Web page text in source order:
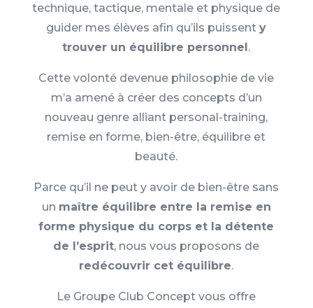
technique, tactique, mentale et physique de
guider mes élèves afin qu’ils puissenty
trouver un équilibre personnel.
Cette volonté devenue philosophie de vie
m’a amené à créer des concepts d’un
nouveau genre alliant personal-training,
remise en forme, bien-être, équilibre et
beauté.
Parce qu’il ne peut y avoir de bien-être sans
un maître équilibre entre la remise en
forme physique du corps et la détente
de l’esprit, nous vous proposons de
redécouvrir cet équilibre.
Le Groupe Club Concept vous offre